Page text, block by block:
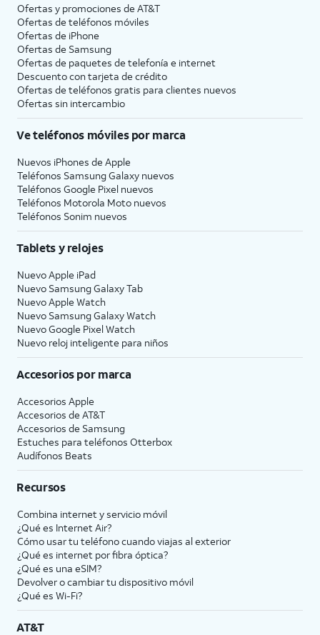
Ofertas y promociones de AT&T
Ofertas de teléfonos móviles
Ofertas de iPhone
Ofertas de Samsung
Ofertas de paquetes de telefonía e internet
Descuento con tarjeta de crédito
Ofertas de teléfonos gratis para clientes nuevos
Ofertas sin intercambio
Ve teléfonos móviles por marca
Nuevos iPhones de Apple
Teléfonos Samsung Galaxy nuevos
Teléfonos Google Pixel nuevos
Teléfonos Motorola Moto nuevos
Teléfonos Sonim nuevos
Tablets y relojes
Nuevo Apple iPad
Nuevo Samsung Galaxy Tab
Nuevo Apple Watch
Nuevo Samsung Galaxy Watch
Nuevo Google Pixel Watch
Nuevo reloj inteligente para niños
Accesorios por marca
Accesorios Apple
Accesorios de AT&T
Accesorios de Samsung
Estuches para teléfonos Otterbox
Audífonos Beats
Recursos
Combina internet y servicio móvil
¿Qué es Internet Air?
Cómo usar tu teléfono cuando viajas al exterior
¿Qué es internet por fibra óptica?
¿Qué es una eSIM?
Devolver o cambiar tu dispositivo móvil
¿Qué es Wi-Fi?
AT&T